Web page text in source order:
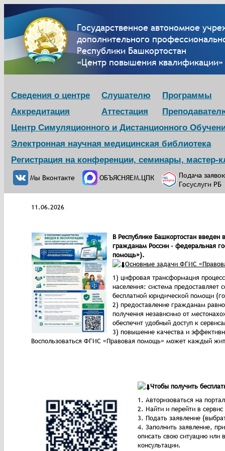
Государственное автономное
дополнительного
Республики Башкортостан
«Центр повышения квалификации»
Сведения о центре Слушателю
Программы
Аккредитация
Аттестация
Центр Симуляционного и Дистанционного
Электронная научная медицинская библиотека
Регистрация на конференции, семинары,
Мы Вконтакте ОБЪЯСНЯЕМ.ЦПК
Подача
Госуслуги РБ
11.06.2026
В Республике Башкортостан
гражданам России - федеральная
помощь»).
Основные задачи ФГИС
1) цифровая трансформация
населения: система
бесплатной юридической помощи
2) предоставление гражданам
получения независимо от
обеспечит удобный доступ к
3) повышение качества и
Воспользоваться ФГИС «Правовая помощь» может каждый
Чтобы получить
1. Авторизоваться на
2. Найти и перейти в
3. Подать заявление
4. Заполнить заявление,
описать свою ситуацию или
консультации.